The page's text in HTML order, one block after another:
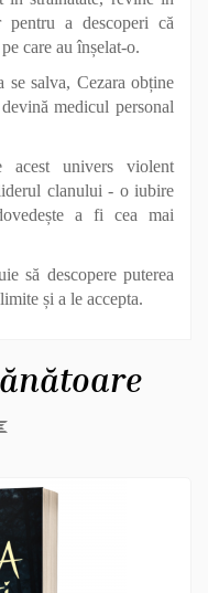
a descoperi că
care au înșelat-o.
salva, Cezara obține
medicul personal
acest univers violent
clanului - o iubire
a fi cea mai
să descopere puterea
și a le accepta.